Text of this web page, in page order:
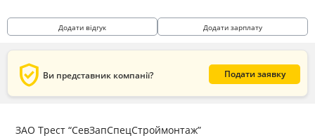
Додати відгук Додати зарплату
verified_user Ви представник компанії? Подати заявку
ЗАО Трест “СевЗапСпецСтроймонтаж”